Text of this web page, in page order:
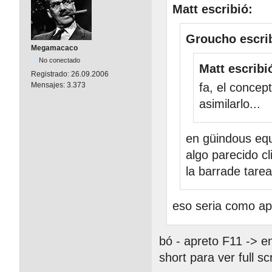
Megamacaco
No conectado
Registrado: 26.09.2006
Mensajes: 3.373
Matt escribió:
Groucho
Matt
fa, el
asimilarlo...
en güindous
algo parecido
la barrade
eso seria como
bó - apreto F11 ->
short para ver full